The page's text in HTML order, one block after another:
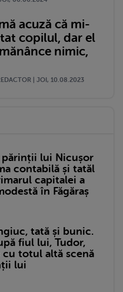
acuză că mi-
copilul, dar el
nimic,
| JOI, 10.08.2023
părinții lui Nicușor
contabilă și tatăl
capitalei a
în Făgăraș
tată și bunic.
fiul lui, Tudor,
cu totul altă scenă
lui